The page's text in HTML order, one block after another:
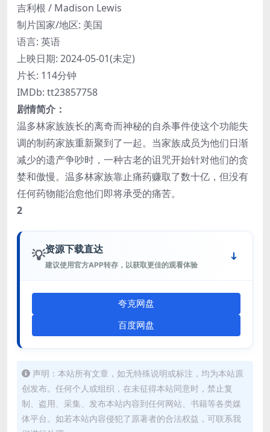
吉利根 / Madison Lewis
制片国家/地区: 美国
语言: 英语
上映日期: 2024-05-01(未定)
片长: 114分钟
IMDb: tt23857758
剧情简介：
温多林家族族长的离奇而神秘的自杀事件使这个功能失
调的制药家族重新聚到了一起。当家族成员为他们日渐
减少的遗产争吵时，一种古老的诅咒开始针对他们的贪
婪和傲慢。温多林家族靠止痛药赚取了数十亿，但没有
任何药物能治愈他们即将承受的痛苦。
2
💡资源下载直达
建议使用官方APP转存，以获取更佳的观看体验
夸克网盘
百度网盘
声明：本站所有文章，如无特殊说明或标注，均为本站原
创发布。任何个人或组织，在未征得本站同意时，禁止复
制、盗用、采集、发布本站内容到任何网站、书籍等各类媒
体平台。如若本站内容侵犯了原著者的合法权益，可联系我